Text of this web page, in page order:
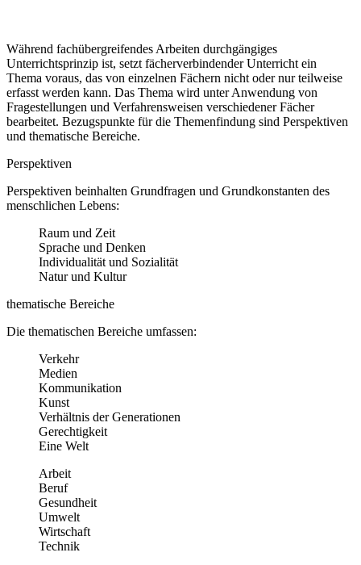
Während fachübergreifendes Arbeiten durchgängiges
Unterrichtsprinzip ist, setzt fächerverbindender Unterricht ein
Thema voraus, das von einzelnen Fächern nicht oder nur teilweise
erfasst werden kann. Das Thema wird unter Anwendung von
Fragestellungen und Verfahrensweisen verschiedener Fächer
bearbeitet. Bezugspunkte für die Themenfindung sind Perspektiven
und thematische Bereiche.
Perspektiven
Perspektiven beinhalten Grundfragen und Grundkonstanten des
menschlichen Lebens:
Raum und Zeit
Sprache und Denken
Individualität und Sozialität
Natur und Kultur
thematische Bereiche
Die thematischen Bereiche umfassen:
Verkehr
Medien
Kommunikation
Kunst
Verhältnis der Generationen
Gerechtigkeit
Eine Welt
Arbeit
Beruf
Gesundheit
Umwelt
Wirtschaft
Technik